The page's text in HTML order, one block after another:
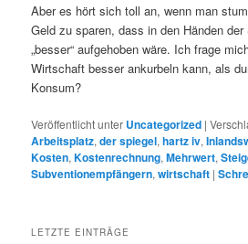
Aber es hört sich toll an, wenn man
Geld zu sparen, dass in den Händen
„besser“ aufgehoben wäre. Ich frage
Wirtschaft besser ankurbeln kann, als
Konsum?
Veröffentlicht unter Uncategorized |
Arbeitsplatz,der spiegel,hartz iv,
Kosten,Kostenrechnung,Mehrwert,
Subventionempfängern,wirtschaft |
LETZTE EINTRÄGE